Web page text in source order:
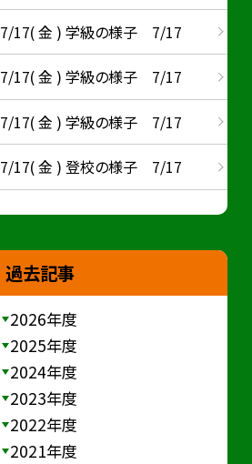
7/17( 金 ) 学級の様子 7/17
7/17( 金 ) 学級の様子 7/17
7/17( 金 ) 学級の様子 7/17
7/17( 金 ) 登校の様子 7/17
過去記事
2026年度
2025年度
2024年度
2023年度
2022年度
2021年度